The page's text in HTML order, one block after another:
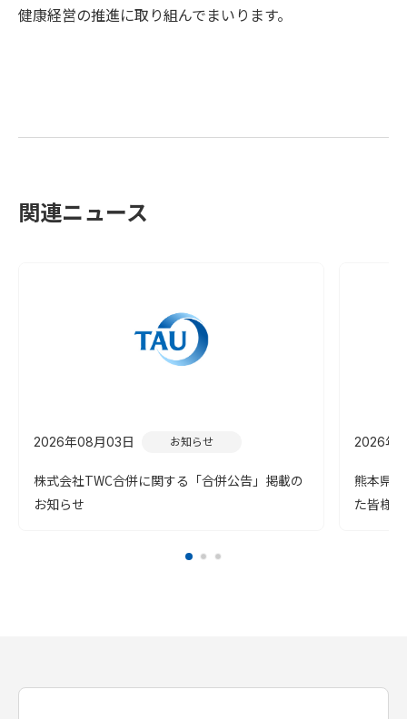
健康経営の推進に取り組んでまいります。
関連ニュース
2026年08月03日 お知らせ
株式会社TWC合併に関する「合併公告」掲載の
お知らせ
2026年
熊本県
た皆様へ